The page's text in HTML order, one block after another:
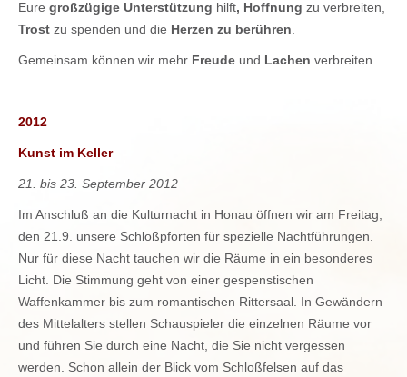
Eure großzügige Unterstützung hilft, Hoffnung zu verbreiten,
Trost zu spenden und die Herzen zu berühren.
Gemeinsam können wir mehr Freude und Lachen verbreiten.
2012
Kunst im Keller
21. bis 23. September 2012
Im Anschluß an die Kulturnacht in Honau öffnen wir am Freitag,
den 21.9. unsere Schloßpforten für spezielle Nachtführungen.
Nur für diese Nacht tauchen wir die Räume in ein besonderes
Licht. Die Stimmung geht von einer gespenstischen
Waffenkammer bis zum romantischen Rittersaal. In Gewändern
des Mittelalters stellen Schauspieler die einzelnen Räume vor
und führen Sie durch eine Nacht, die Sie nicht vergessen
werden. Schon allein der Blick vom Schloßfelsen auf das